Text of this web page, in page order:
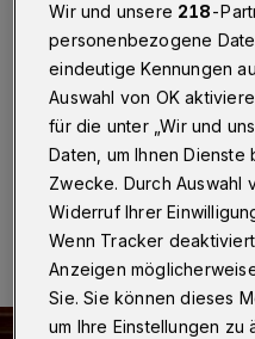
·
Seit Anfang
Klais-Orgel der Alten
Turmsanierung außer
eingepackt. Die
Wir und unsere 218-
personenbezogene
eindeutige Kennungen
Auswahl von OK
für die unter „Wir und
Daten, um Ihnen
Zwecke. Durch Auswahl
Widerruf Ihrer
Wenn Tracker
Anzeigen
Sie. Sie können dieses
um Ihre Einstellungen zu